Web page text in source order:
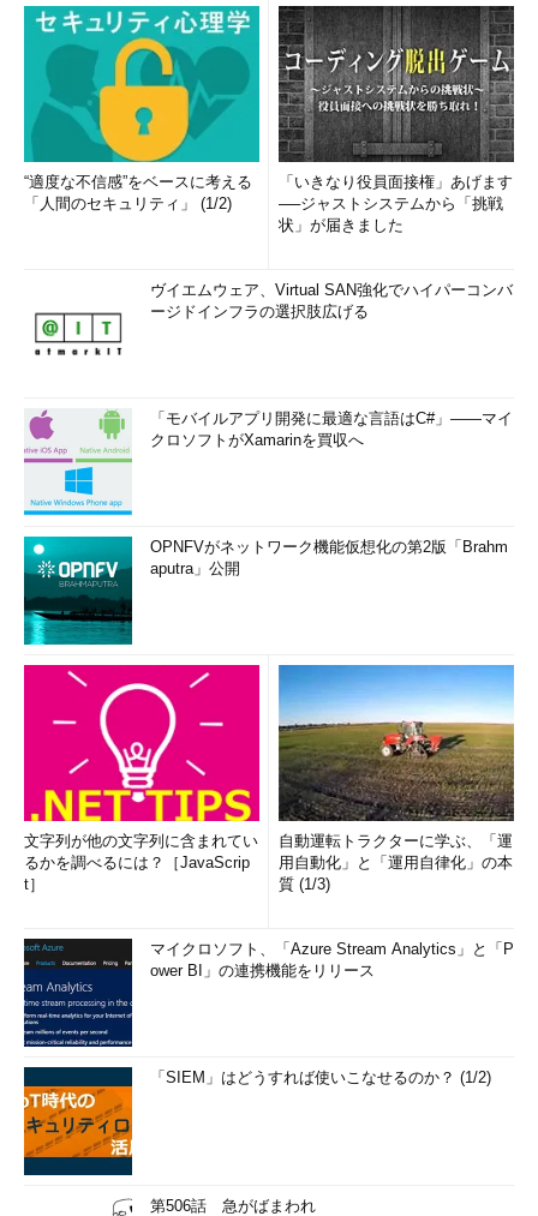
“適度な不信感”をベースに考える
「人間のセキュリティ」 (1/2)
「いきなり役員面接権」あげます
──ジャストシステムから「挑戦
状」が届きました
ヴイエムウェア、Virtual SAN強化でハイパーコンバ
ージドインフラの選択肢広げる
「モバイルアプリ開発に最適な言語はC#」――マイ
クロソフトがXamarinを買収へ
OPNFVがネットワーク機能仮想化の第2版「Brahm
aputra」公開
文字列が他の文字列に含まれてい
るかを調べるには？［JavaScrip
t］
自動運転トラクターに学ぶ、「運
用自動化」と「運用自律化」の本
質 (1/3)
マイクロソフト、「Azure Stream Analytics」と「P
ower BI」の連携機能をリリース
「SIEM」はどうすれば使いこなせるのか？ (1/2)
第506話 急がばまわれ